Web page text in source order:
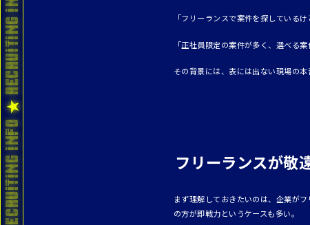
「フリーランスで案件を探している
「正社員限定の案件が多く、選べる
その背景には、表には出ない現場の本
フリーランスが敬
まず理解しておきたいのは、企業が
の方が即戦力というケースも多い。